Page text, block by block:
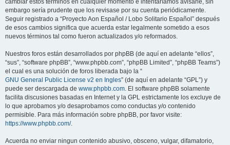
cambiar estos términos en cualquier momento e intentaríamos avisarle, sin
embargo sería prudente que los revisase por su cuenta periódicamente.
Seguir registrado a “Proyecto Aon Español / Lobo Solitario Español” después
de esos cambios significa que acuerda estar legalmente sometido a esos
nuevos términos tal como fueron actualizados y/o reformados.
Nuestros foros están desarrollados por phpBB (de aquí en adelante “ellos”,
“sus”, “software phpBB”, “www.phpbb.com”, “phpBB Limited”, “phpBB Teams”)
el cual es una solución de foros liberada bajo la “
GNU General Public License v2 en Ingles” (de aquí en adelante “GPL”) y
puede ser descargada de www.phpbb.com. El software phpBB solamente
facilita discusiones basadas en Internet y la GPL estrictamente los excluye de
lo que aprobamos y/o desaprobamos como conductas y/o contenido
permisible. Para más información sobre phpBB, por favor visite:
https://www.phpbb.com/.
Acuerda no enviar ningun contenido abusivo, obsceno, vulgar, difamatorio,